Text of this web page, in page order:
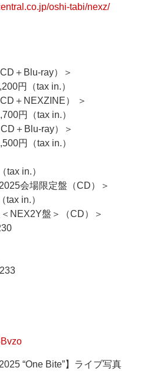
oshi-tabi/nexz/
＋Blu-ray）＞
円（tax in.）
＋NEXZINE） ＞
円（tax in.）
＋Blu-ray）＞
円（tax in.）
tax in.）
会場限定盤（CD）＞
tax in.）
NEX2Y盤＞（CD）＞
“One Bite”】ライブ写真